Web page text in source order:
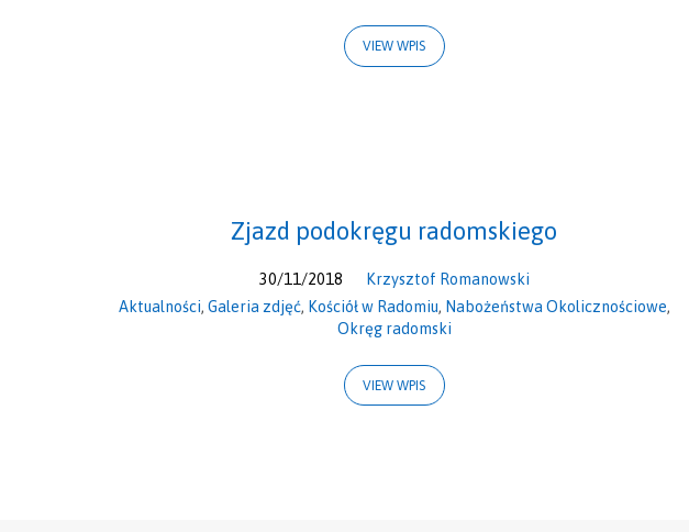
VIEW WPIS
Zjazd podokręgu radomskiego
30/11/2018
Krzysztof Romanowski
Aktualności, Galeria zdjęć, Kościół w Radomiu, Nabożeństwa Okolicznościowe,
Okręg radomski
VIEW WPIS